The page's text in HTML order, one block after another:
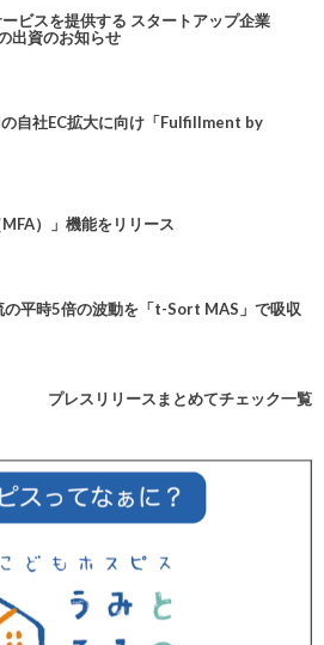
ビスを提供する スタートアップ企業
出資のお知らせ
自社EC拡大に向け「Fulfillment by
）」機能をリリース
平時5倍の波動を「t-Sort MAS」で吸収
プレスリリースまとめてチェック一覧